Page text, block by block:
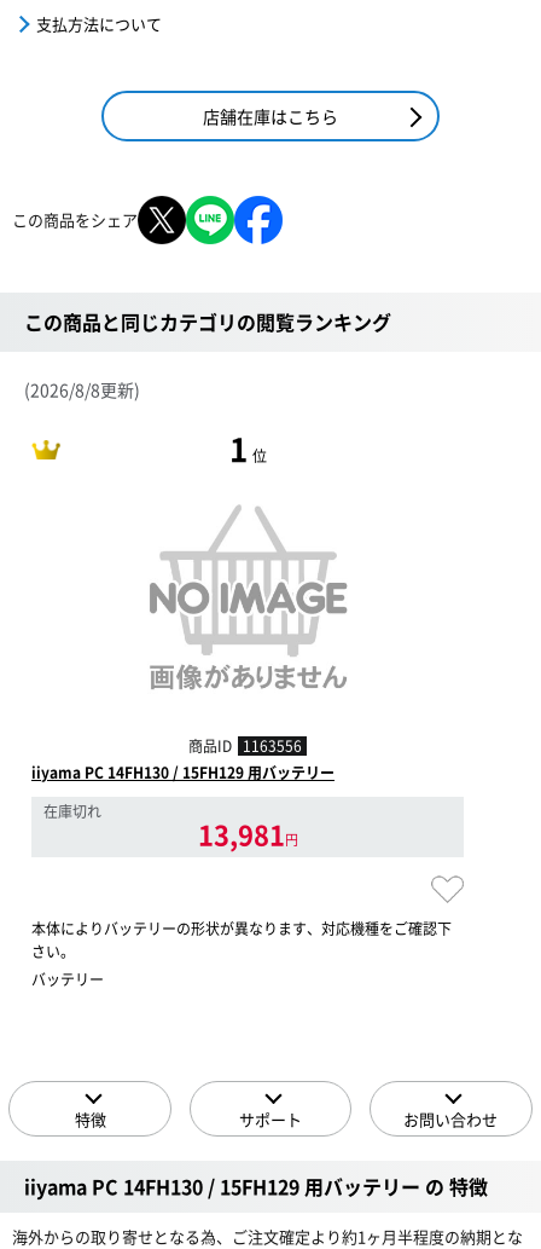
支払方法について
店舗在庫はこちら
この商品をシェア
この商品と同じカテゴリの閲覧ランキング
(2026/8/8更新)
1 位
商品ID 1163556
iiyama PC 14FH130 / 15FH129 用バッテリー
在庫切れ
13,981円
本体によりバッテリーの形状が異なります、対応機種をご確認下
さい。
バッテリー
特徴 サポート お問い合わせ
iiyama PC 14FH130 / 15FH129 用バッテリー の 特徴
海外からの取り寄せとなる為、ご注文確定より約1ヶ月半程度の納期とな